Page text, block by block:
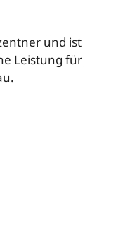
und ist
Leistung für